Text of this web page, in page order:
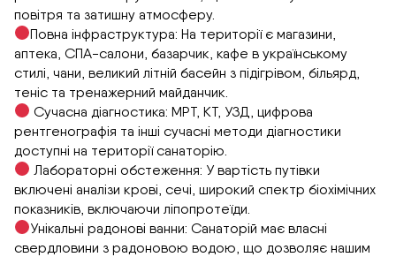
повітря та затишну атмосферу.
Повна інфраструктура: На території є магазини,
аптека, СПА-салони, базарчик, кафе в українському
стилі, чани, великий літній басейн з підігрівом, більярд,
теніс та тренажерний майданчик.
Сучасна діагностика: МРТ, КТ, УЗД, цифрова
рентгенографія та інші сучасні методи діагностики
доступні на території санаторію.
Лабораторні обстеження: У вартість путівки
включені аналізи крові, сечі, широкий спектр біохімічних
показників, включаючи ліпопротеїди.
Унікальні радонові ванни: Санаторій має власні
свердловини з радоновою водою, що дозволяє нашим